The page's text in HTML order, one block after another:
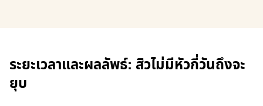
ระยะเวลาและผลลัพธ์: สิวไม่มีหัวกี่วันถึงจะ
ยุบ